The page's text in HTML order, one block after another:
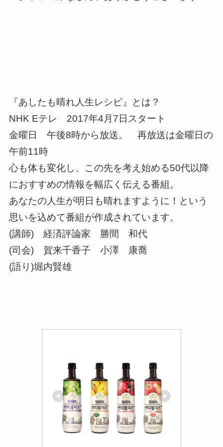
『あしたも晴れ人生レシピ』とは？
NHK Eテレ 2017年4月7日スタート
金曜日 午後8時から放送。 再放送は金曜日の
午前11時
心も体も変化し、この先を考え始める50代以降
におすすめの情報を幅広く伝える番組。
あなたの人生が明日も晴れますように！という
思いを込めて番組が作成されています。
(講師) 経済評論家 勝間 和代
(司会) 賀来千香子 小澤 康喬
(語り)堀内賢雄